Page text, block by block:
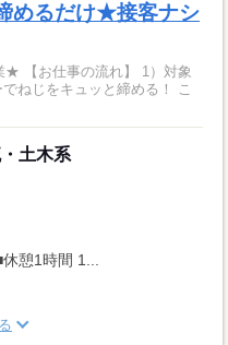
めるだけ★接客ナシ
象
じをキュッと締める！ こ
土木系
憩1時間 1...